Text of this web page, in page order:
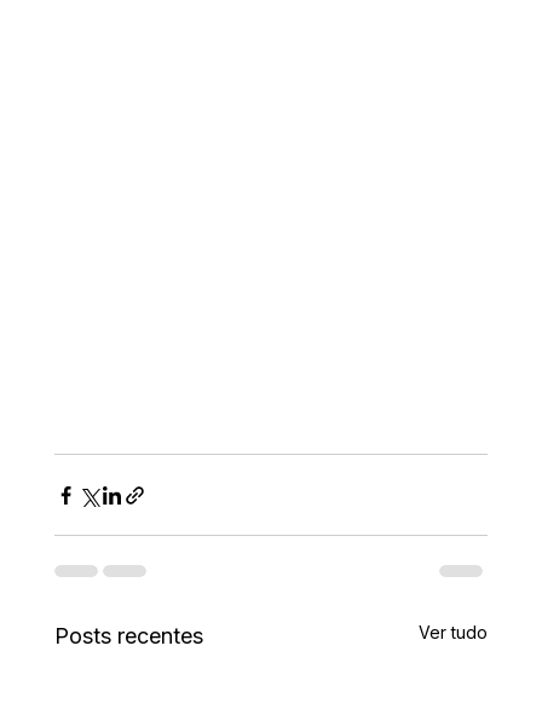
Posts recentes Ver tudo